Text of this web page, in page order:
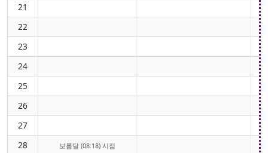
21
22
23
24
25
26
27
28
보름달 (08:18) 시점